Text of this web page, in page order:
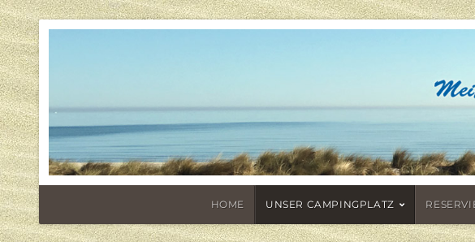
HOME UNSER CAMPINGPLATZ